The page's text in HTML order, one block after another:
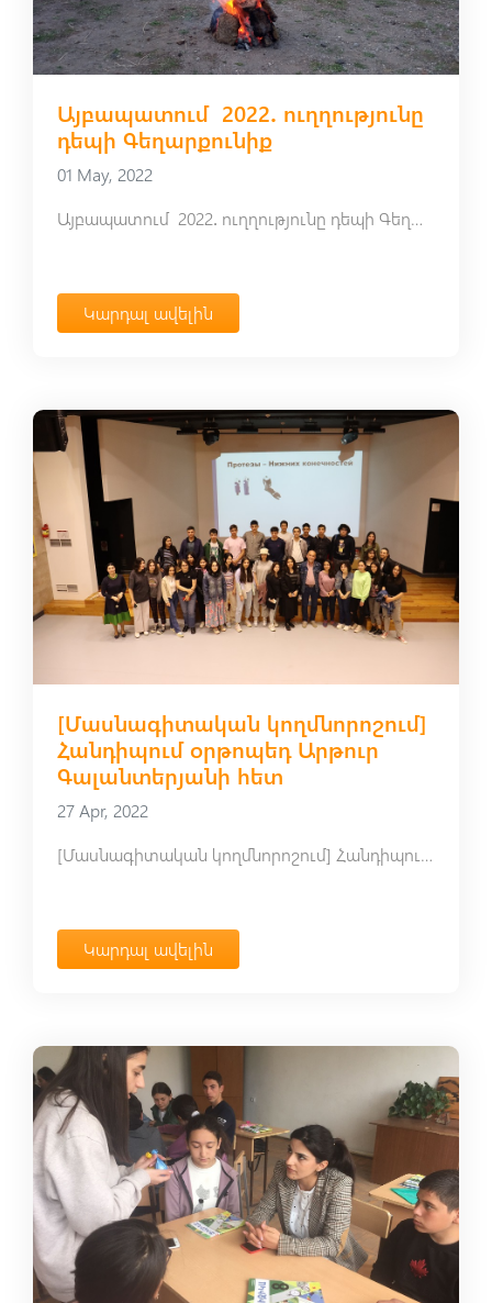
Այբապատում 2022․ ուղղությունը
դեպի Գեղարքունիք
01 May, 2022
Այբապատում 2022․ ուղղությունը դեպի Գեղարքունիք
Կարդալ ավելին
[Մասնագիտական կողմնորոշում]
Հանդիպում օրթոպեդ Արթուր
Գալանտերյանի հետ
27 Apr, 2022
[Մասնագիտական կողմնորոշում] Հանդիպում օրթոպեդ Արթուր Գալանտերյանի հետ
Կարդալ ավելին